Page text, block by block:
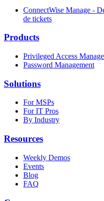
ConnectWise Manage -
de tickets
Products
Privileged Access
Password Management
Solutions
For MSPs
For IT Pros
By Industry
Resources
Weekly Demos
Events
Blog
FAQ